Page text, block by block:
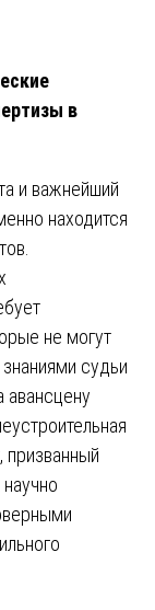
в
и важнейший
находится
не могут
судьи
призванный